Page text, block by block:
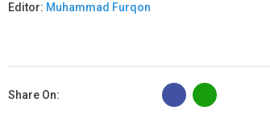
Editor: Muhammad Furqon
Share On:
B